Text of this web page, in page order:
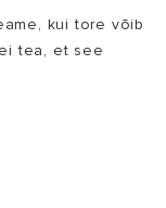
kui tore võib
tea, et see